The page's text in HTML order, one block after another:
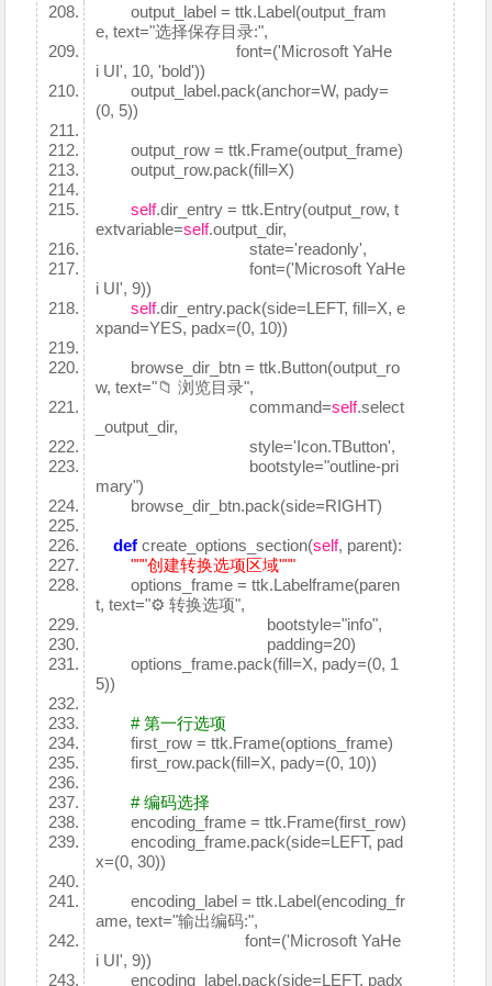
output_label = ttk.Label(output_fram
e, text="选择保存目录:",
font=('Microsoft YaHe
i UI', 10, 'bold'))
output_label.pack(anchor=W, pady=
(0, 5))
output_row = ttk.Frame(output_frame)
output_row.pack(fill=X)
self.dir_entry = ttk.Entry(output_row, t
extvariable=self.output_dir,
state='readonly',
font=('Microsoft YaHe
i UI', 9))
self.dir_entry.pack(side=LEFT, fill=X, e
xpand=YES, padx=(0, 10))
browse_dir_btn = ttk.Button(output_ro
w, text="📁 浏览目录",
command=self.select
_output_dir,
style='Icon.TButton',
bootstyle="outline-pri
mary")
browse_dir_btn.pack(side=RIGHT)
def create_options_section(self, parent):
"""创建转换选项区域"""
options_frame = ttk.Labelframe(paren
t, text="⚙️ 转换选项",
bootstyle="info",
padding=20)
options_frame.pack(fill=X, pady=(0, 1
5))
# 第一行选项
first_row = ttk.Frame(options_frame)
first_row.pack(fill=X, pady=(0, 10))
# 编码选择
encoding_frame = ttk.Frame(first_row)
encoding_frame.pack(side=LEFT, pad
x=(0, 30))
encoding_label = ttk.Label(encoding_fr
ame, text="输出编码:",
font=('Microsoft YaHe
i UI', 9))
encoding_label.pack(side=LEFT, padx